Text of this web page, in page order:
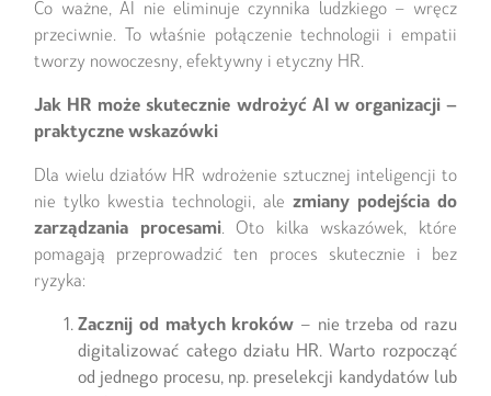
Co ważne, AI nie eliminuje czynnika ludzkiego – wręcz
przeciwnie. To właśnie połączenie technologii i empatii
tworzy nowoczesny, efektywny i etyczny HR.
Jak HR może skutecznie wdrożyć AI w organizacji –
praktyczne wskazówki
Dla wielu działów HR wdrożenie sztucznej inteligencji to
nie tylko kwestia technologii, ale zmiany podejścia do
zarządzania procesami. Oto kilka wskazówek, które
pomagają przeprowadzić ten proces skutecznie i bez
ryzyka:
Zacznij od małych kroków – nie trzeba od razu
digitalizować całego działu HR. Warto rozpocząć
od jednego procesu, np. preselekcji kandydatów lub